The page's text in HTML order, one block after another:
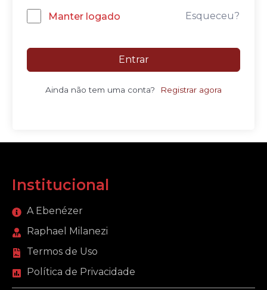
Manter logado Esqueceu?
Entrar
Ainda não tem uma conta? Registrar agora
Institucional
A Ebenézer
Raphael Milanezi
Termos de Uso
Política de Privacidade